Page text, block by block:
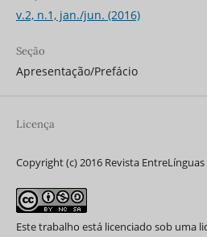
v.2, n.1, jan./jun. (2016)
Seção
Apresentação/Prefácio
Licença
Copyright (c) 2016 Revista EntreLínguas
Este trabalho está licenciado sob uma